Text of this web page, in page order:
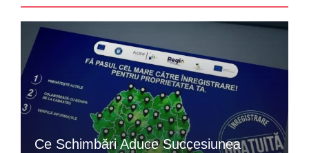
Ce Schimbări Aduce Succesiunea